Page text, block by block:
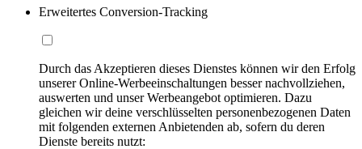
Erweitertes Conversion-Tracking
Durch das Akzeptieren dieses Dienstes können wir den Erfolg
unserer Online-Werbeeinschaltungen besser nachvollziehen,
auswerten und unser Werbeangebot optimieren. Dazu
gleichen wir deine verschlüsselten personenbezogenen Daten
mit folgenden externen Anbietenden ab, sofern du deren
Dienste bereits nutzt: